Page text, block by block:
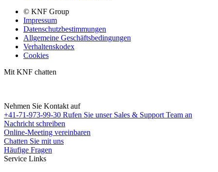
© KNF Group
Impressum
Datenschutzbestimmungen
Allgemeine Geschäftsbedingungen
Verhaltenskodex
Cookies
Mit KNF chatten
Nehmen Sie Kontakt auf
+41-71-973-99-30 Rufen Sie unser Sales & Support Team an
Nachricht schreiben
Online-Meeting vereinbaren
Chatten Sie mit uns
Häufige Fragen
Service Links